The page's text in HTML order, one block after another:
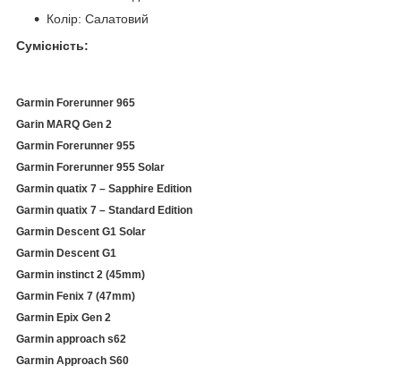
Колір: Салатовий
Сумісність:
Garmin Forerunner 965
Garin MARQ Gen 2
Garmin Forerunner 955
Garmin Forerunner 955 Solar
Garmin quatix 7 – Sapphire Edition
Garmin quatix 7 – Standard Edition
Garmin Descent G1 Solar
Garmin Descent G1
Garmin instinct 2 (45mm)
Garmin Fenix ​​7 (47mm)
Garmin Epix Gen 2
Garmin approach s62
Garmin Approach S60